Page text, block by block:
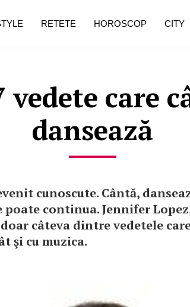
care
dansează
cunoscute. Cântă,
continua. Jennifer
câteva dintre vedetele
şi cu muzica.
RETETE HOROSCOP CITY
pe măsură ce înaintezi în vârstă